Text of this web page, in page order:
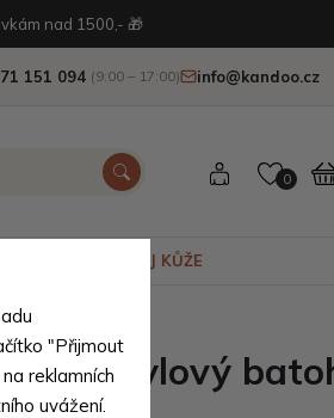
nad 1500,- 🎁
151 094 (9:00 – 17:00) info@kandoo.cz
0
VÝPRODEJ KŮŽE
stylový
"Přijmout
reklamních
uvážení.